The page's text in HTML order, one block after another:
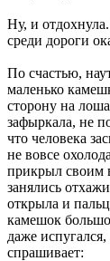
Ну, и
среди дороги
По счастью,
маленько
сторону на
зафыркала, не
что человека
не вовсе
прикрыл своим
занялись
открыла и
камешок
даже
спрашивает: